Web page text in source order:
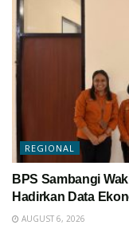
REGIONAL
BPS Sambangi
Hadirkan Data
AUGUST 6, 2026